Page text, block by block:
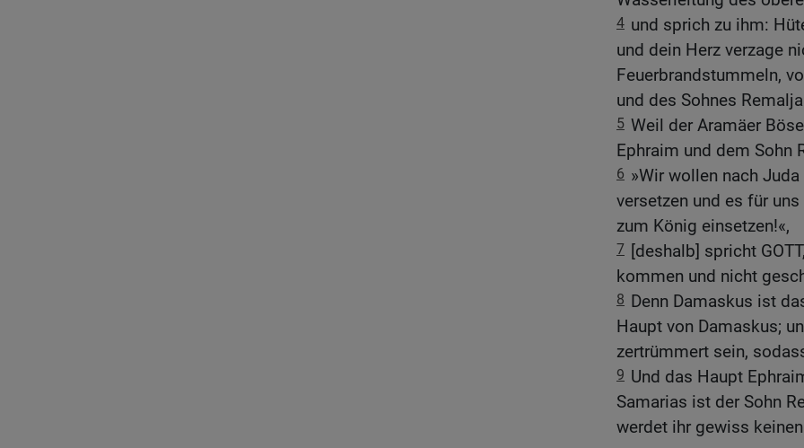
4 und sprich zu ihm:
und dein Herz verzage
Feuerbrandstummeln,
und des Sohnes
5 Weil der Aramäer
Ephraim und dem Sohn
6 »Wir wollen nach
versetzen und es für
zum König einsetzen!«,
7 [deshalb] spricht
kommen und nicht
8 Denn Damaskus ist
Haupt von Damaskus;
zertrümmert sein,
9 Und das Haupt
Samarias ist der Sohn
werdet ihr gewiss